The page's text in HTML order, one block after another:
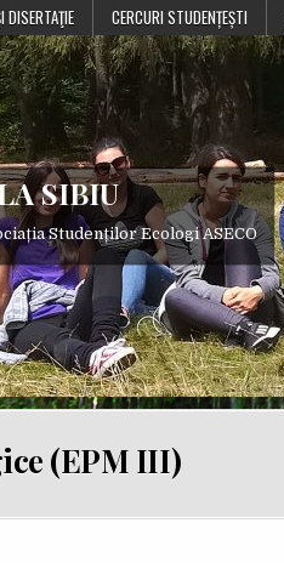
DISERTAŢIE CERCURI STUDENȚEȘTI
SIBIU
Studenților Ecologi ASECO
(EPM III)